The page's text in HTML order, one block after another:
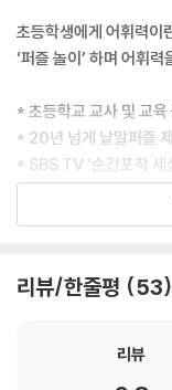
초등학생에게 어휘력이
‘퍼즐 놀이’ 하며 어휘
* 초등학교 교사 및 교
* 20년 넘게 낱말퍼즐
* SBS TV ‘순간포착 세
이렇듯 저자 김수웅 선
자는 금번, 초등학교의
이 낱말퍼즐이 우리 아
리뷰/한줄평 53
리뷰